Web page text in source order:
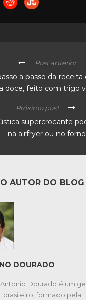
Post anterior
a passo da receita
doce, feito com trigo
Próximo post
supercrocante
na airfryer ou no forno
AUTOR DO BLOG
DOURADO
Dourado é um
brasileiro, formado pela